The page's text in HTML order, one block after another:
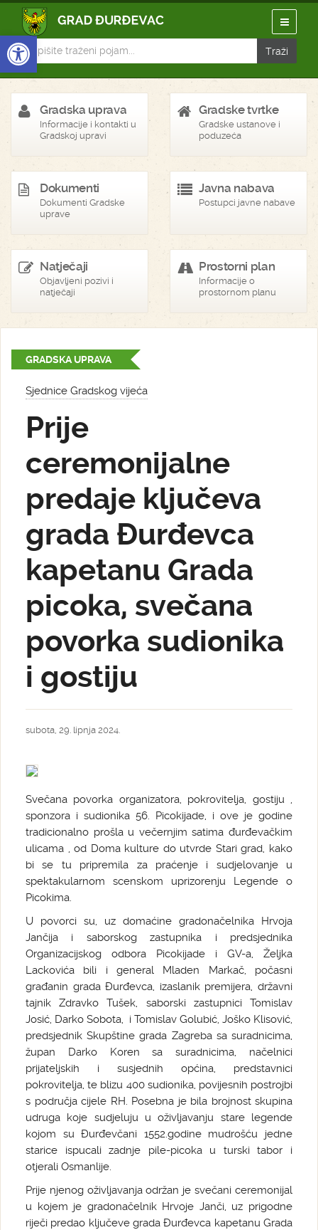
Open toolbar
Gradska uprava
Informacije i kontakti u
Gradskoj upravi
Gradske tvrtke
Gradske ustanove i
poduzeća
Dokumenti
Dokumenti Gradske
uprave
Javna nabava
Postupci javne nabave
Natječaji
Objavljeni pozivi i
natječaji
Prostorni plan
Informacije o
prostornom planu
GRADSKA UPRAVA
Sjednice Gradskog vijeća
Prije
ceremonijalne
predaje ključeva
grada Đurđevca
kapetanu Grada
picoka, svečana
povorka sudionika
i gostiju
subota, 29. lipnja 2024.
Svečana povorka organizatora, pokrovitelja, gostiju ,
sponzora i sudionika 56. Picokijade, i ove je godine
tradicionalno prošla u večernjim satima đurđevačkim
ulicama , od Doma kulture do utvrde Stari grad, kako
bi se tu pripremila za praćenje i sudjelovanje u
spektakularnom scenskom uprizorenju Legende o
Picokima.
U povorci su, uz domaćine gradonačelnika Hrvoja
Jančija i saborskog zastupnika i predsjednika
Organizacijskog odbora Picokijade i GV-a, Željka
Lackovića bili i general Mladen Markač, počasni
građanin grada Đurđevca, izaslanik premijera, državni
tajnik Zdravko Tušek, saborski zastupnici Tomislav
Josić, Darko Sobota, i Tomislav Golubić, Joško Klisović,
predsjednik Skupštine grada Zagreba sa suradnicima,
župan Darko Koren sa suradnicima, načelnici
prijateljskih i susjednih općina, predstavnici
pokrovitelja, te blizu 400 sudionika, povijesnih postrojbi
s područja cijele RH. Posebna je bila brojnost skupina
udruga koje sudjeluju u oživljavanju stare legende
kojom su Đurđevčani 1552.godine mudrošću jedne
starice ispucali zadnje pile-picoka u turski tabor i
otjerali Osmanlije.
Prije njenog oživljavanja održan je svečani ceremonijal
u kojem je gradonačelnik Hrvoje Janči, uz prigodne
riječi predao ključeve grada Đurđevca kapetanu Grada